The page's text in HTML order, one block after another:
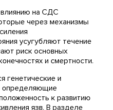
на СДС
через механизмы
усугубляют течение
риск основных
и смертности.
генетические и
определяющие
к развитию
язв. В разделе